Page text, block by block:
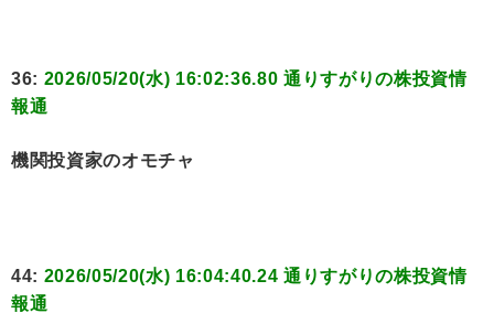
36: 2026/05/20(水) 16:02:36.80 通りすがりの株投資情
報通
機関投資家のオモチャ
44: 2026/05/20(水) 16:04:40.24 通りすがりの株投資情
報通